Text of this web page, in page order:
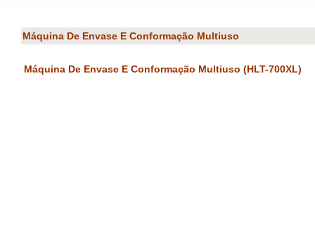
Máquina De Envase E Conformação Multiuso
Máquina De Envase E Conformação Multiuso (HLT-700XL)